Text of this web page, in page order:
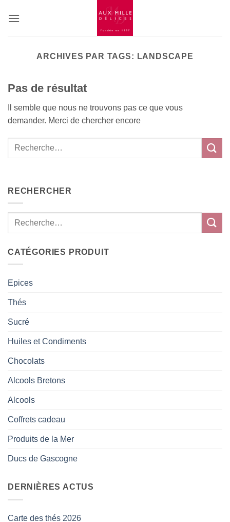
ARCHIVES PAR TAGS: LANDSCAPE
Pas de résultat
Il semble que nous ne trouvons pas ce que vous
demander. Merci de chercher encore
RECHERCHER
CATÉGORIES PRODUIT
Epices
Thés
Sucré
Huiles et Condiments
Chocolats
Alcools Bretons
Alcools
Coffrets cadeau
Produits de la Mer
Ducs de Gascogne
DERNIÈRES ACTUS
Carte des thés 2026